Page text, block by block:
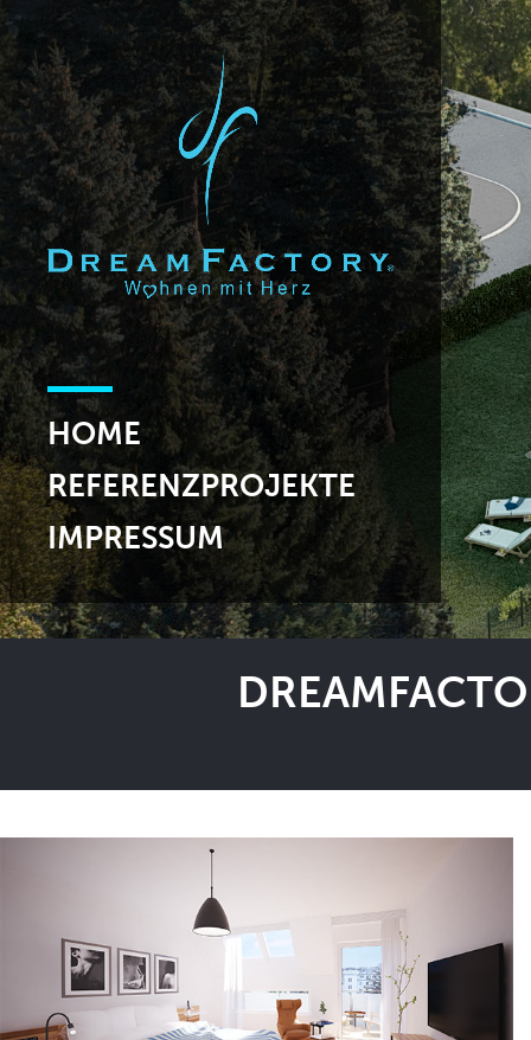
HOME
REFERENZPROJEKTE
IMPRESSUM